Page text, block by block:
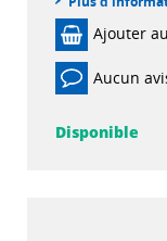
Ajouter
Aucun
Disponible